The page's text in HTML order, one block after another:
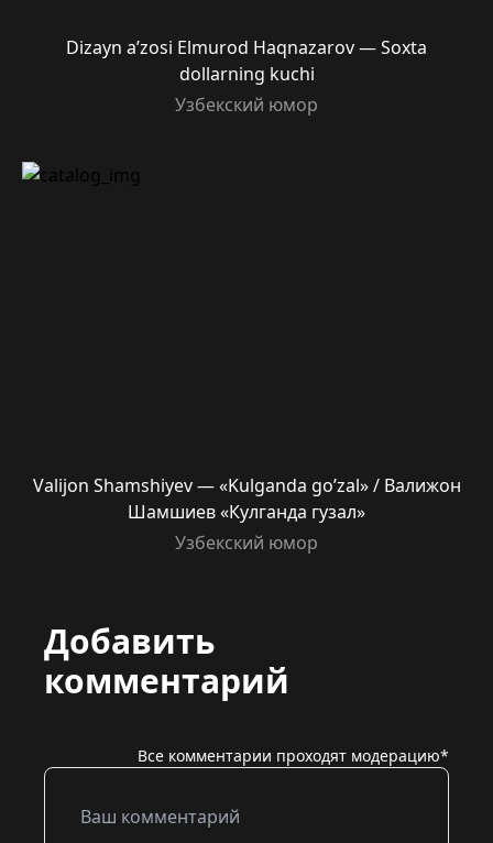
Dizayn a’zosi Elmurod Haqnazarov — Soxta
dollarning kuchi
Узбекский юмор
Valijon Shamshiyev — «Kulganda go’zal» / Валижон
Шамшиев «Кулганда гузал»
Узбекский юмор
Добавить
комментарий
Все комментарии проходят модерацию*